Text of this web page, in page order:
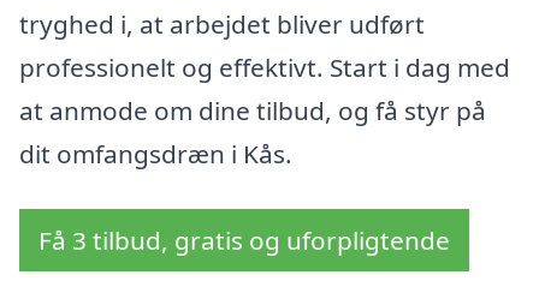
tryghed i, at arbejdet bliver udført
professionelt og effektivt. Start i dag med
at anmode om dine tilbud, og få styr på
dit omfangsdræn i Kås.
Få 3 tilbud, gratis og uforpligtende